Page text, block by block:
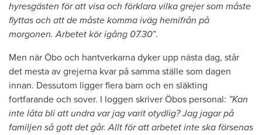
hyresgästen för att visa och förklara vilka grejer som måste
flyttas och att de måste komma iväg hemifrån på
morgonen. Arbetet kör igång 07.30”.
Men när Öbo och hantverkarna dyker upp nästa dag, står
det mesta av grejerna kvar på samma ställe som dagen
innan. Dessutom ligger flera barn och en släkting
fortfarande och sover. I loggen skriver Öbos personal: ”Kan
inte låta bli att undra var jag varit otydlig? Jag jagar på
familjen så gott det går. Allt för att arbetet inte ska försenas